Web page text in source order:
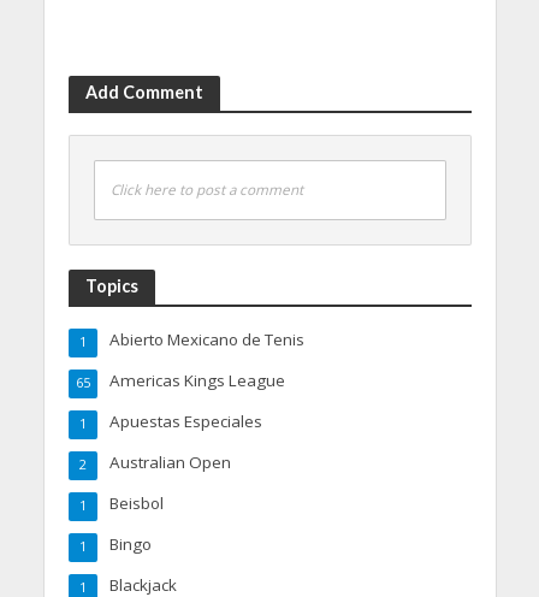
Add Comment
Click here to post a comment
Topics
Abierto Mexicano de Tenis
1
Americas Kings League
65
Apuestas Especiales
1
Australian Open
2
Beisbol
1
Bingo
1
Blackjack
1